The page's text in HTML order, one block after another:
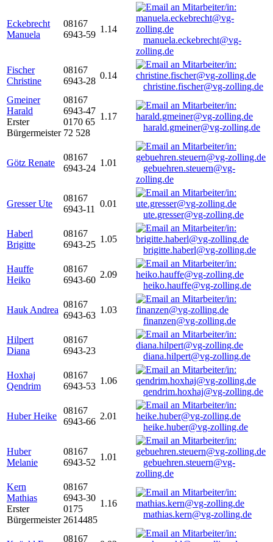
Eckebrecht
Manuela
08167
6943-59
1.14
manuela.eckebrecht@vg-
zolling.de
Fischer
Christine
08167
6943-28
0.14
christine.fischer@vg-zolling.de
Gmeiner
Harald
Erster
Bürgermeister
08167
6943-47
0170 65
72 528
1.17
harald.gmeiner@vg-zolling.de
Götz Renate
08167
6943-24
1.01
gebuehren.steuern@vg-
zolling.de
Gresser Ute
08167
6943-11
0.01
ute.gresser@vg-zolling.de
Haberl
Brigitte
08167
6943-25
1.05
brigitte.haberl@vg-zolling.de
Hauffe
Heiko
08167
6943-60
2.09
heiko.hauffe@vg-zolling.de
Hauk Andrea
08167
6943-63
1.03
finanzen@vg-zolling.de
Hilpert
Diana
08167
6943-23
diana.hilpert@vg-zolling.de
Hoxhaj
Qendrim
08167
6943-53
1.06
qendrim.hoxhaj@vg-zolling.de
Huber Heike
08167
6943-66
2.01
heike.huber@vg-zolling.de
Huber
Melanie
08167
6943-52
1.01
gebuehren.steuern@vg-
zolling.de
Kern
Mathias
Erster
Bürgermeister
08167
6943-30
0175
2614485
1.16
mathias.kern@vg-zolling.de
08167